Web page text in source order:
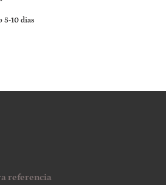
5-10 dias
referencia